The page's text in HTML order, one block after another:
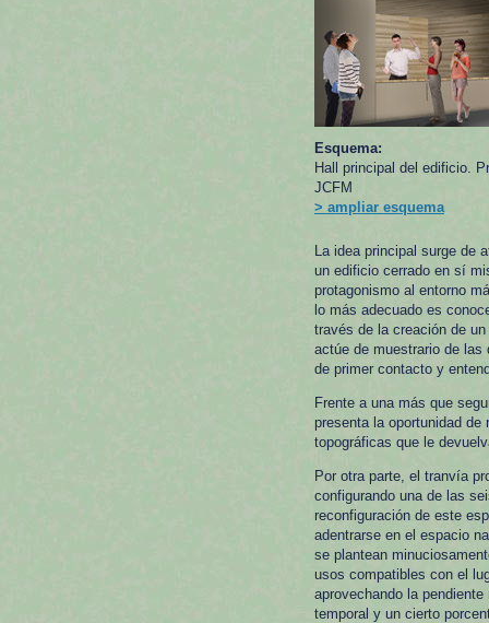
Esquema:
Hall principal del edificio.
JCFM
> ampliar esquema
La idea principal surge de
un edificio cerrado en sí
protagonismo al entorno
lo más adecuado es
través de la creación de
actúe de muestrario de las
de primer contacto y
Frente a una más que
presenta la oportunidad
topográficas que le
Por otra parte, el tranvía
configurando una de las
reconfiguración de este
adentrarse en el espacio
se plantean
usos compatibles con el
aprovechando la
temporal y un cierto